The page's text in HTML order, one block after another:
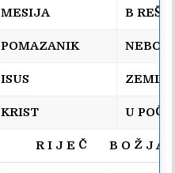
MESIJA B
POMAZANIK NEBO
ISUS
KRIST U
R I J E Č B O Ž J A